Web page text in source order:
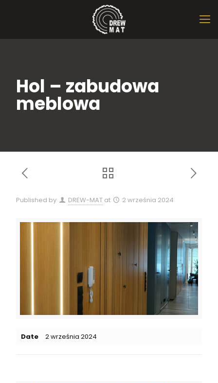
Hol – zabudowa
meblowa
Published by DREW-MAT at 2 września 2024
Date 2 września 2024